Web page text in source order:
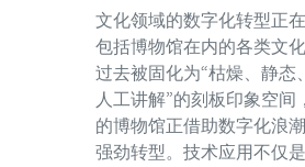
文化领域的数字化转型正
包括博物馆在内的各类文
过去被固化为“枯燥、静态
人工讲解”的刻板印象空间
的博物馆正借助数字化浪
强劲转型。技术应用不仅